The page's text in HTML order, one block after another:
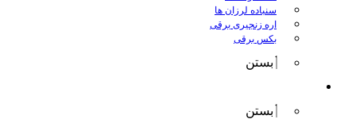
سنباده لرزان ها
اره زنجیری برقی
بکس برقی
بستن
بستن